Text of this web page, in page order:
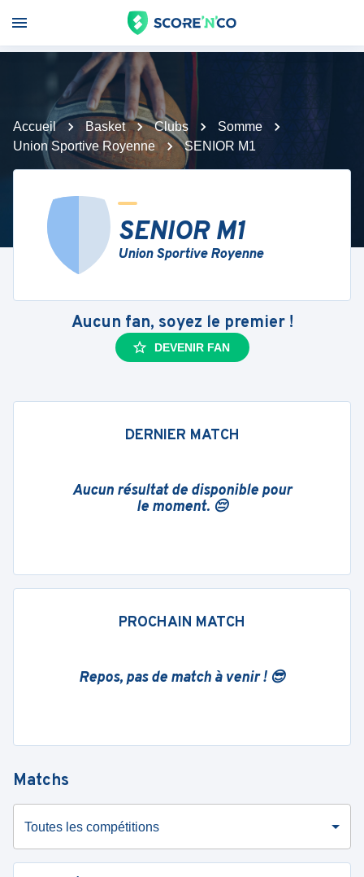
Accueil Basket Clubs
Somme
Union Sportive Royenne
SENIOR M1
SENIOR M1
Union Sportive Royenne
Aucun fan, soyez le premier !
DEVENIR FAN
DERNIER MATCH
Aucun résultat de disponible pour
le moment. 😔
PROCHAIN MATCH
Repos, pas de match à venir ! 😎
Matchs
Toutes les compétitions